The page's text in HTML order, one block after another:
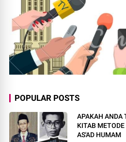
POPULAR POSTS
APAKAH ANDA
KITAB
AS'AD HUMAM